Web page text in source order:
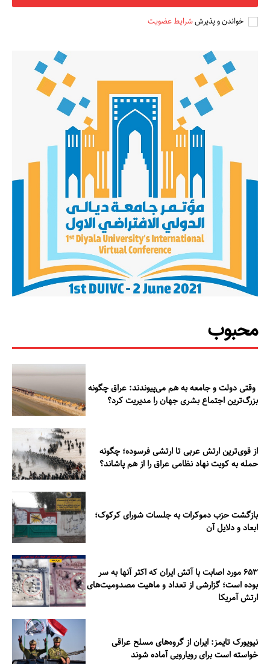
مطالعات عراق
درباره ما
خواندن و پذیرششرایط عضویت
محبوب
وقتی دولت و جامعه به هم می‌پیوندند: عراق چگونه
بزرگ‌ترین اجتماع بشری جهان را مدیریت کرد؟
از قوی‌ترین ارتش عربی تا ارتشی فرسوده؛ چگونه
حمله به کویت نهاد نظامی عراق را از هم پاشاند؟
بازگشت حزب دموکرات به جلسات شورای کرکوک؛
ابعاد و دلایل آن
۶۵۳ مورد اصابت با آتش ایران که اکثر آنها به سر
بوده است؛ گزارشی از تعداد و ماهیت مصدومیت‌های
ارتش آمریکا
نیویورک تایمز: ایران از گروه‌های مسلح عراقی
خواسته است برای رویارویی آماده شوند